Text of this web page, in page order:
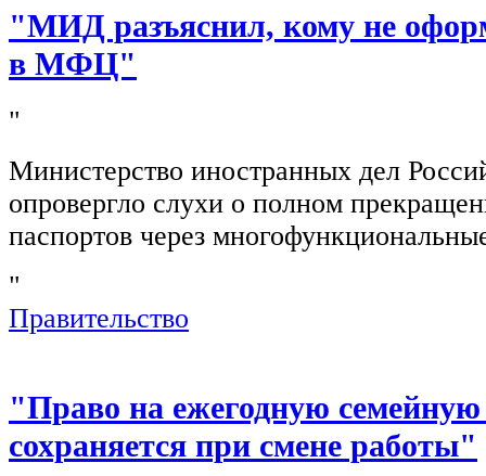
"МИД разъяснил, кому не
в МФЦ"
"
Министерство иностранных дел
опровергло слухи о полном
паспортов через
"
Правительство
"Право на ежегодную
сохраняется при смене работы"